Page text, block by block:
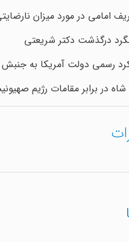
امامی در مورد میزان
درگذشت دکتر شریعتی
رسمی دولت آمریکا به
در برابر مقامات رژیم